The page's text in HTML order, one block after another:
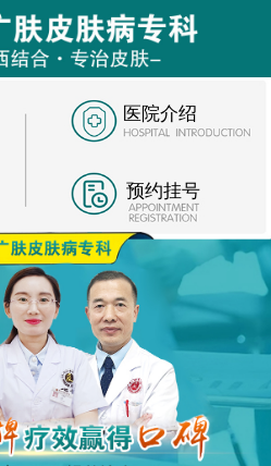
医院介绍
预约挂号